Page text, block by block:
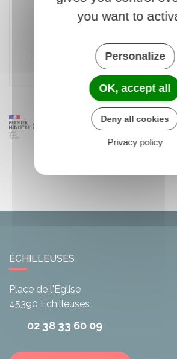
Accéder au
Direction de l'information légale et
Premier ministre
ÉCHILLEUSES
Place de l'Église
45390 Echilleuses
02 38 33 60 09
you want to
Personalize
OK, accept all
Deny all cookies
Privacy policy